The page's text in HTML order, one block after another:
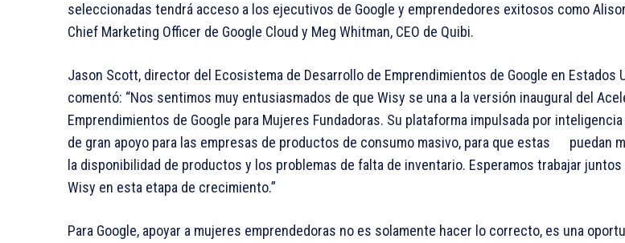
seleccionadas tendrá acceso a los ejecutivos de Google y emprendedores exitosos como
Chief Marketing Officer de Google Cloud y Meg Whitman, CEO de Quibi.
Jason Scott, director del Ecosistema de Desarrollo de Emprendimientos de Google en Estados
comentó: “Nos sentimos muy entusiasmados de que Wisy se una a la versión inaugural del
Emprendimientos de Google para Mujeres Fundadoras. Su plataforma impulsada por
de gran apoyo para las empresas de productos de consumo masivo, para que estas puedan
la disponibilidad de productos y los problemas de falta de inventario. Esperamos trabajar juntos
Wisy en esta etapa de crecimiento.”
Para Google, apoyar a mujeres emprendedoras no es solamente hacer lo correcto, es una